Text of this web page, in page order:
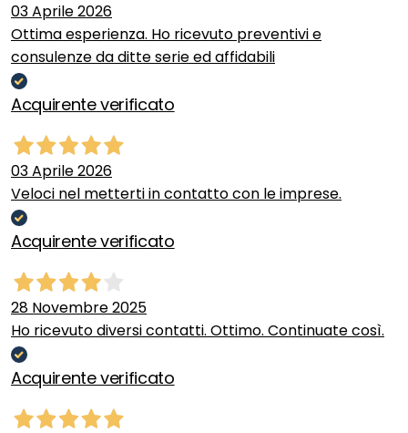
03 Aprile 2026
Ottima esperienza. Ho ricevuto preventivi e
consulenze da ditte serie ed affidabili
Acquirente verificato
03 Aprile 2026
Veloci nel metterti in contatto con le imprese.
Acquirente verificato
28 Novembre 2025
Ho ricevuto diversi contatti. Ottimo. Continuate così.
Acquirente verificato